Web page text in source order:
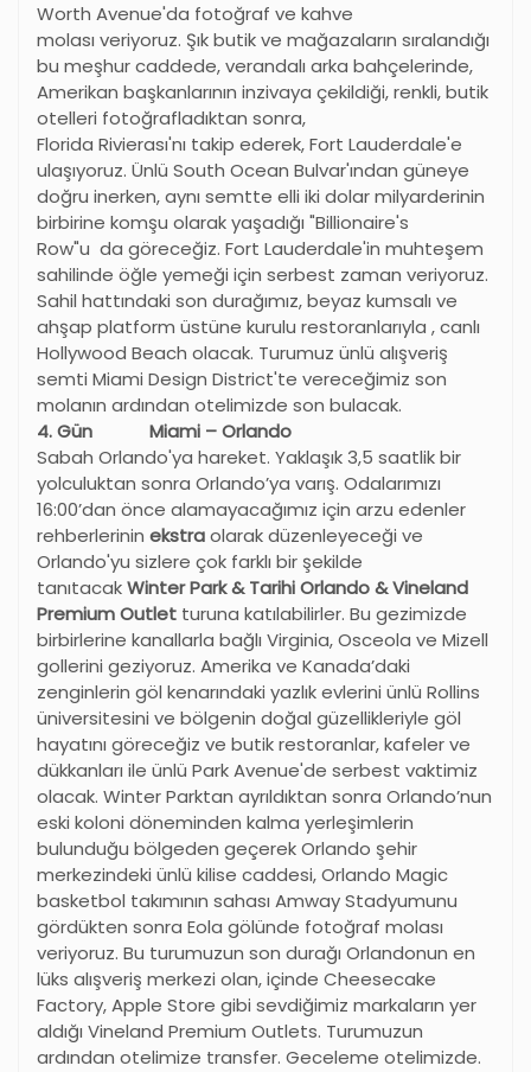
Worth Avenue'da fotoğraf ve kahve
molası veriyoruz. Şık butik ve mağazaların sıralandığı
bu meşhur caddede, verandalı arka bahçelerinde,
Amerikan başkanlarının inzivaya çekildiği, renkli, butik
otelleri fotoğrafladıktan sonra,
Florida Rivierası'nı takip ederek, Fort Lauderdale'e
ulaşıyoruz. Ünlü South Ocean Bulvar'ından güneye
doğru inerken, aynı semtte elli iki dolar milyarderinin
birbirine komşu olarak yaşadığı "Billionaire's
Row"u da göreceğiz. Fort Lauderdale'in muhteşem
sahilinde öğle yemeği için serbest zaman veriyoruz.
Sahil hattındaki son durağımız, beyaz kumsalı ve
ahşap platform üstüne kurulu restoranlarıyla , canlı
Hollywood Beach olacak. Turumuz ünlü alışveriş
semti Miami Design District'te vereceğimiz son
molanın ardından otelimizde son bulacak.
4. Gün Miami – Orlando
Sabah Orlando'ya hareket. Yaklaşık 3,5 saatlik bir
yolculuktan sonra Orlando’ya varış. Odalarımızı
16:00’dan önce alamayacağımız için arzu edenler
rehberlerinin ekstraolarak düzenleyeceği ve
Orlando'yu sizlere çok farklı bir şekilde
tanıtacakWinter Park & Tarihi Orlando & Vineland
Premium Outlet turuna katılabilirler. Bu gezimizde
birbirlerine kanallarla bağlı Virginia, Osceola ve Mizell
gollerini geziyoruz. Amerika ve Kanada’daki
zenginlerin göl kenarındaki yazlık evlerini ünlü Rollins
üniversitesini ve bölgenin doğal güzellikleriyle göl
hayatını göreceğiz ve butik restoranlar, kafeler ve
dükkanları ile ünlü Park Avenue'de serbest vaktimiz
olacak. Winter Parktan ayrıldıktan sonra Orlando’nun
eski koloni döneminden kalma yerleşimlerin
bulunduğu bölgeden geçerek Orlando şehir
merkezindeki ünlü kilise caddesi, Orlando Magic
basketbol takımının sahası Amway Stadyumunu
gördükten sonra Eola gölünde fotoğraf molası
veriyoruz. Bu turumuzun son durağı Orlandonun en
lüks alışveriş merkezi olan, içinde Cheesecake
Factory, Apple Store gibi sevdiğimiz markaların yer
aldığı Vineland Premium Outlets. Turumuzun
ardından otelimize transfer. Geceleme otelimizde.